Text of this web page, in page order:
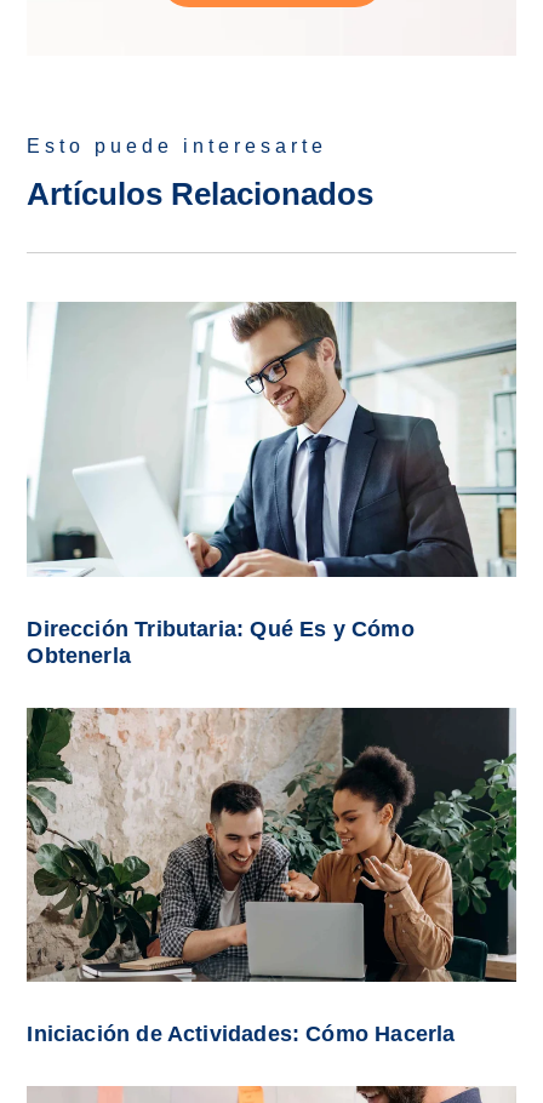
Esto puede interesarte
Artículos Relacionados
Dirección Tributaria: Qué Es y Cómo
Obtenerla
Iniciación de Actividades: Cómo Hacerla